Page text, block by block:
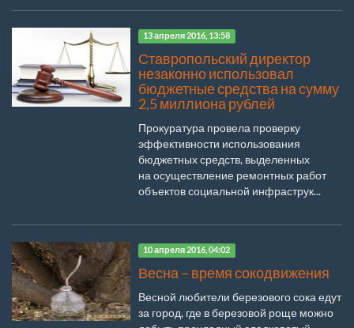
13 апреля 2016, 13:58
Ставропольский директор
незаконно использовал
бюджетные средства на сумму
2,5 миллиона рублей
Прокуратура провела проверку
эффективности использования
бюджетных средств, выделенных
на осуществление ремонтных работ
объектов социальной инфраструк...
10 апреля 2016, 04:02
Весна – время сокодвижения
Весной любители березового сока едут
за город, где в березовой роще можно